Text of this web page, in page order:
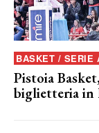
BASKET / SERIE
Pistoia
biglietteria in